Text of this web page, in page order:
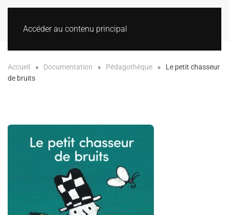
Accéder au contenu principal
Accueil Documentation Pédagothèque
Le petit chasseur
de bruits